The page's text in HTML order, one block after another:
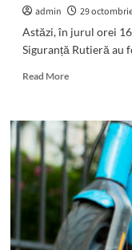
admin
29
Astăzi, în jurul orei
Siguranță Rutieră au
Read MoreRead
Accident
rutier
cu
trei
autovehicule
implicate,
pe
DN39,
la